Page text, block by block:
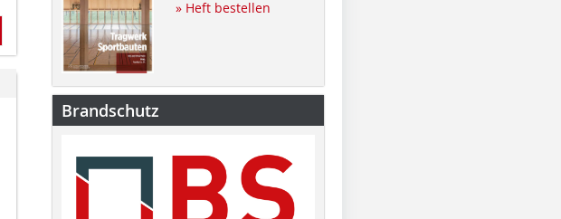
» Heft bestellen
Brandschutz